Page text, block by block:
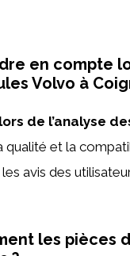
en compte
Volvo à
de l’analyse
qualité et la
avis des
les pièces